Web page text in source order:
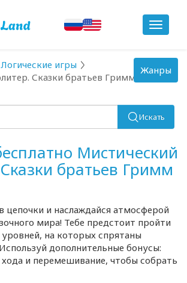
Toggle
Логические игры
Сказки братьев Гримм 6
Искать
Мистический
братьев Гримм
цепочки и наслаждайся атмосферой
мира! Тебе предстоит пройти
на которых спрятаны
дополнительные бонусы:
и перемешивание, чтобы собрать
Toggle
navigation
Жанры